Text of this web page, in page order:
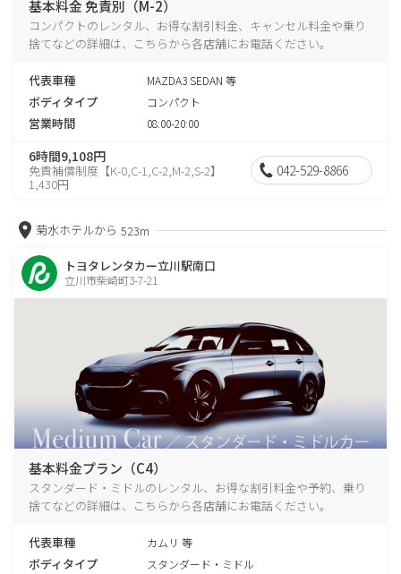
基本料金 免責別（M-2）
コンパクトのレンタル、お得な割引料金、キャンセル料金や乗り
捨てなどの詳細は、こちらから各店舗にお電話ください。
代表車種 MAZDA3 SEDAN 等
ボディタイプ コンパクト
営業時間 08:00-20:00
6時間9,108円
免責補償制度【K-0,C-1,C-2,M-2,S-2】
1,430円
042-529-8866
菊水ホテルから 523m
トヨタレンタカー立川駅南口
立川市柴崎町3-7-21
基本料金プラン（C4）
スタンダード・ミドルのレンタル、お得な割引料金や予約、乗り
捨てなどの詳細は、こちらから各店舗にお電話ください。
代表車種 カムリ 等
ボディタイプ スタンダード・ミドル